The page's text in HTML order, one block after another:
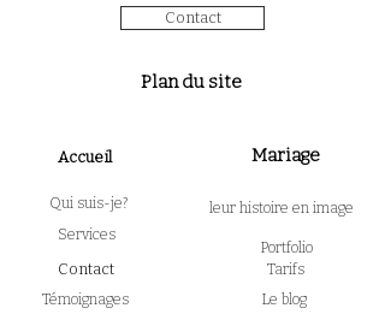
Contact
Plan du site
Accueil
Qui suis-je?
Services
Contact
Témoignages
Mariage
leur histoire en image
Portfolio
Tarifs
Le blog